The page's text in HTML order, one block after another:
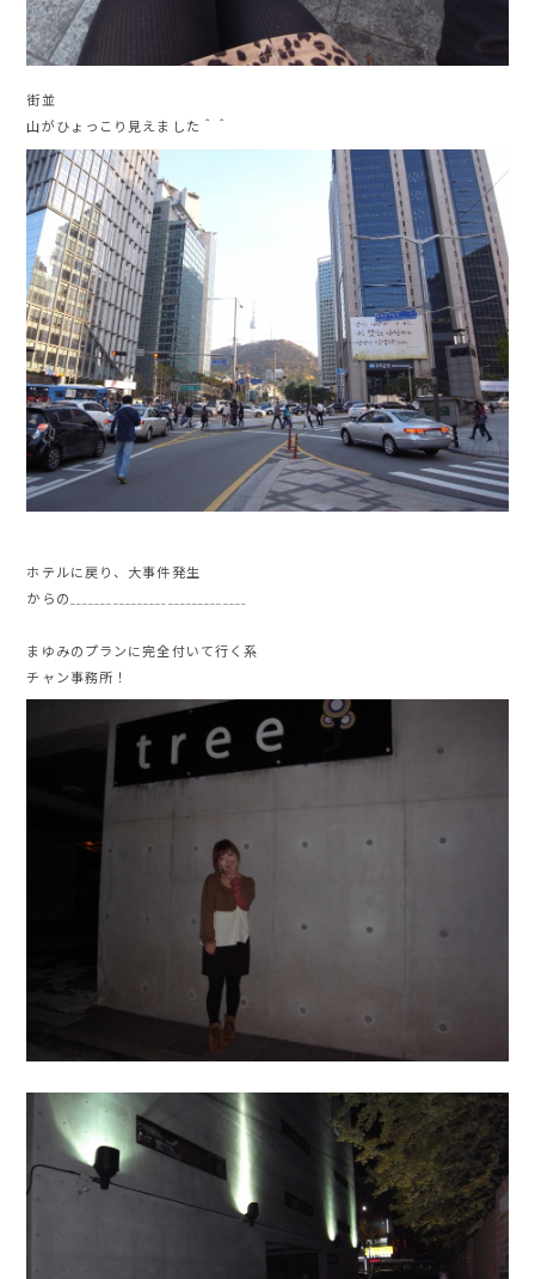
街並
山がひょっこり見えました＾＾
ホテルに戻り、大事件発生
からの_____________________________
まゆみのプランに完全付いて行く系
チャン事務所！